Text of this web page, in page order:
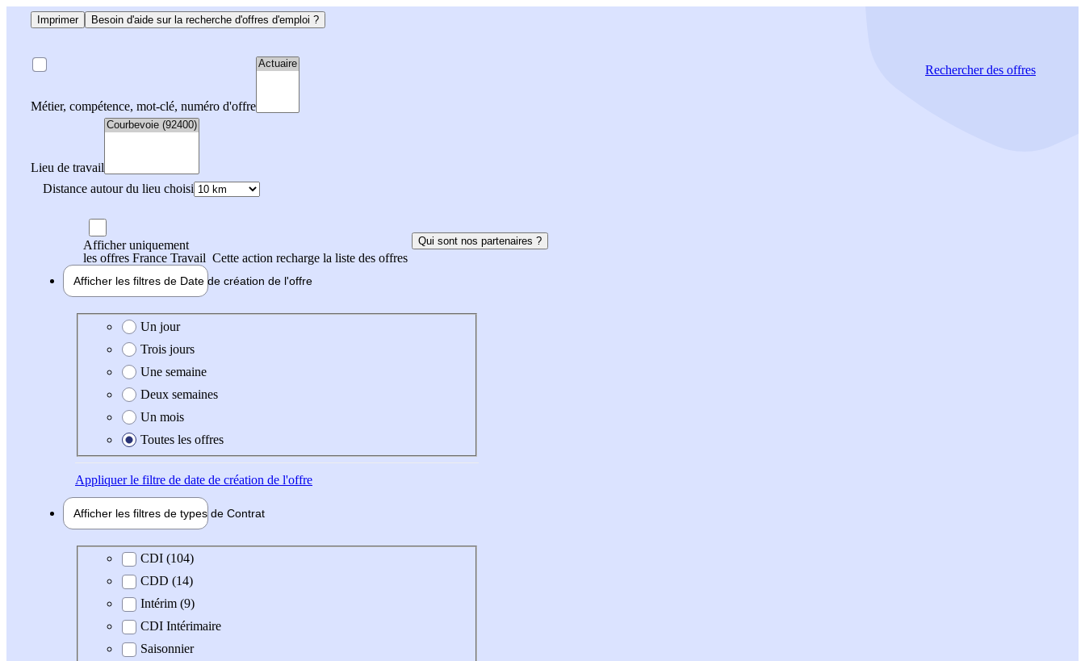
Imprimer Besoin d'aide sur la recherche d'offres d'emploi ?
Métier, compétence, mot-clé, numéro d'offre
Lieu de travail
Distance autour du lieu choisi
Rechercherdes offres
Afficher uniquement
les offres France Travail Cette action recharge la liste des offres
Qui sont nos partenaires ?
Afficher les filtres de Date de création de l'offre
Date de création de l'offre
Un jour
Trois jours
Une semaine
Deux semaines
Un mois
Toutes les offres
Appliquerle filtre de date de création de l'offre
Afficher les filtres de types de Contrat
Type de contratCDI (104)
CDD (14)
Intérim (9)
CDI Intérimaire
Saisonnier